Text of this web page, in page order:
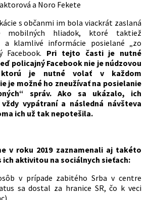
s občanmi im bola viackrát zaslaná
mobilných hliadok, ktoré taktiež
a klamlivé informácie posielané „zo
Facebook. Pri tejto časti je nutné
policajný Facebook nie je núdzovou
je nutné volať v každom
je možné ho zneužívať na posielanie
správ. Ako sa ukázalo, ich
vypátraní a následná návšteva
ich už tak nepotešila.
v roku 2019 zaznamenali aj takéto
ich aktivitou na sociálnych sieťach:
v prípade zabitého Srba v centre
sa dostal za hranice SR, čo k veci